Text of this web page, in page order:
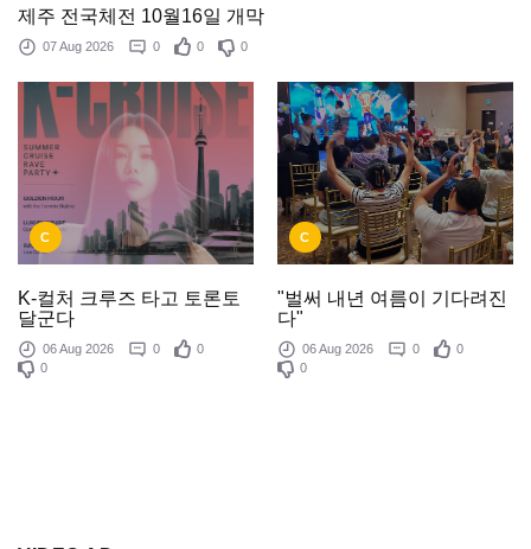
제주 전국체전 10월16일 개막
07 Aug 2026 0 0 0
C
K-컬처 크루즈 타고 토론토
달군다
06 Aug 2026 0
0
0
C
"벌써 내년 여름이 기다려진
다"
06 Aug 2026 0
0
0